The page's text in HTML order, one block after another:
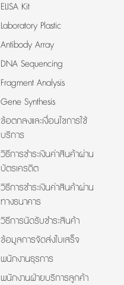
ELISA Kit
Laboratory Plastic
Antibody Array
DNA Sequencing
Fragment Analysis
Gene Synthesis
ข้อตกลงและเงื่อนไขการใช้
บริการ
วิธีการชำระเงินค่าสินค้าผ่าน
บัตรเครดิต
วิธีการชำระเงินค่าสินค้าผ่าน
ทางธนาคาร
วิธีการนัดรับชำระสินค้า
ข้อมูลการจัดส่งใบเสร็จ
พนักงานธุรการ
พนักงานฝ่ายบริการลูกค้า